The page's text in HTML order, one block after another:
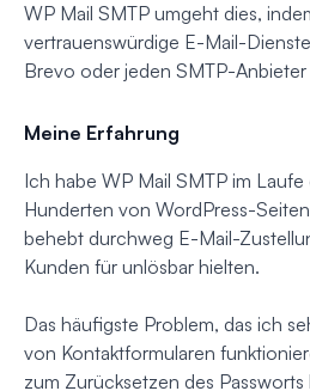
WP Mail SMTP umgeht dies,
vertrauenswürdige E-Mail-
Brevo oder jeden SMTP-Anbieter
Meine Erfahrung
Ich habe WP Mail SMTP im
Hunderten von WordPress-
behebt durchweg E-Mail-
Kunden für unlösbar hielten.
Das häufigste Problem, das ich
von Kontaktformularen
zum Zurücksetzen des